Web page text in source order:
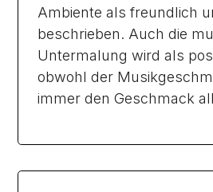
Ambiente als freundlich
beschrieben. Auch die
Untermalung wird als
obwohl der
immer den Geschmack